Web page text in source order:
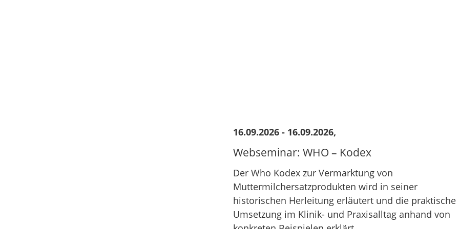
16.09.2026 - 16.09.2026,
Webseminar: WHO – Kodex
Der Who Kodex zur Vermarktung von
Muttermilchersatzprodukten wird in seiner
historischen Herleitung erläutert und die praktische
Umsetzung im Klinik- und Praxisalltag anhand von